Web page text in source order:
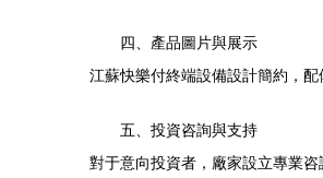
四、產品圖片與展示
江蘇快樂付終端設備設計簡約，
五、投資咨詢與支持
對于意向投資者，廠家設立專業咨